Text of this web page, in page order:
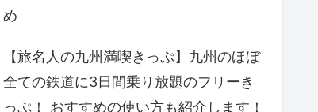
め
【旅名人の九州満喫きっぷ】九州のほぼ
全ての鉄道に3日間乗り放題のフリーき
っぷ！ おすすめの使い方も紹介します！